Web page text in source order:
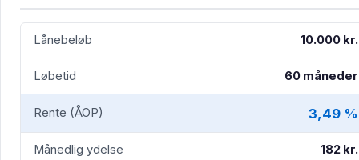
Lånebeløb 10.000 kr.
Løbetid 60 måneder
Rente (ÅOP) 3,49 %
Månedlig ydelse 182 kr.